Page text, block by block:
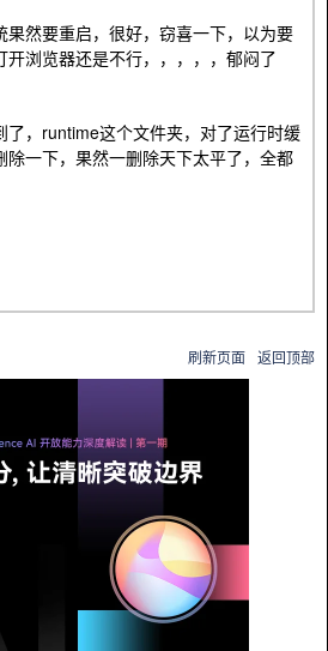
果然要重启，很好，窃喜一下，以为要
浏览器还是不行，，，，，郁闷了
了，runtime这个文件夹，对了运行时缓
除一下，果然一删除天下太平了，全都
刷新页面 返回顶部